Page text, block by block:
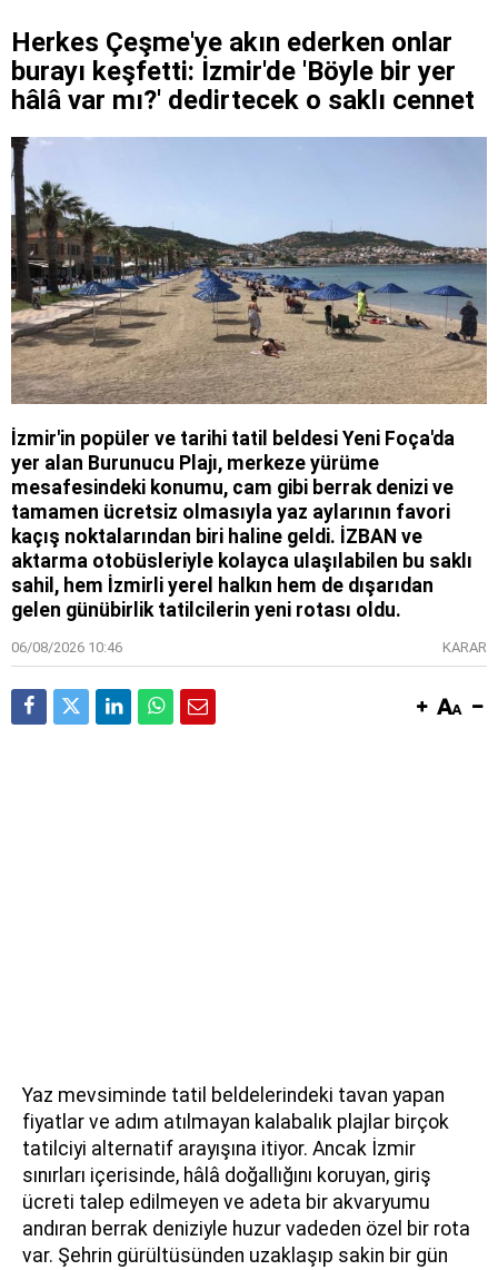
Herkes Çeşme'ye akın ederken onlar
burayı keşfetti: İzmir'de 'Böyle bir yer
hâlâ var mı?' dedirtecek o saklı cennet
İzmir'in popüler ve tarihi tatil beldesi Yeni Foça'da
yer alan Burunucu Plajı, merkeze yürüme
mesafesindeki konumu, cam gibi berrak denizi ve
tamamen ücretsiz olmasıyla yaz aylarının favori
kaçış noktalarından biri haline geldi. İZBAN ve
aktarma otobüsleriyle kolayca ulaşılabilen bu saklı
sahil, hem İzmirli yerel halkın hem de dışarıdan
gelen günübirlik tatilcilerin yeni rotası oldu.
06/08/2026 10:46 KARAR
Yaz mevsiminde tatil beldelerindeki tavan yapan
fiyatlar ve adım atılmayan kalabalık plajlar birçok
tatilciyi alternatif arayışına itiyor. Ancak İzmir
sınırları içerisinde, hâlâ doğallığını koruyan, giriş
ücreti talep edilmeyen ve adeta bir akvaryumu
andıran berrak deniziyle huzur vadeden özel bir rota
var. Şehrin gürültüsünden uzaklaşıp sakin bir gün